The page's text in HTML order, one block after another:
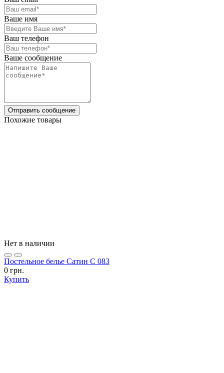
Ваше имя
Ваш телефон
Ваше сообщение
Отправить сообщение
Похожие товары
Нет в наличии
Постельное белье Сатин С 083
0 грн.
Купить